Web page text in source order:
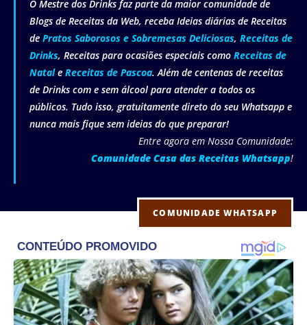
O Mestre dos Drinks faz parte da maior comunidade de
Blogs de Receitas da Web, receba Ideias diárias de Receitas
de Pratos Saborosos e Sobremesas Deliciosas, Receitas de
Drinks, Receitas para ocasiões especiais como Receitas de
Natale Receitas de Pascoa. Além de centenas de receitas
de Drinks com e sem álcool para atender a todos os
públicos. Tudo isso, gratuitamente direto do seu Whatsapp e
nunca mais fique sem ideias do que preparar!
Entre agora em Nossa Comunidade:
Comunidade Casa das Receitas Whatsapp!
COMUNIDADE WHATSAPP